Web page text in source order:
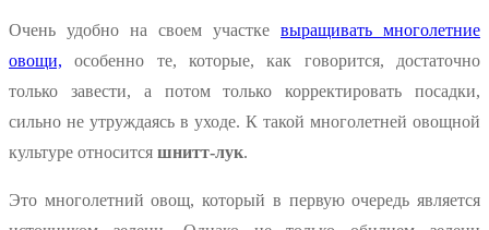
Очень удобно на своем участке выращивать многолетние
овощи, особенно те, которые, как говорится, достаточно
только завести, а потом только корректировать посадки,
сильно не утруждаясь в уходе. К такой многолетней овощной
культуре относится шнитт-лук.
Это многолетний овощ, который в первую очередь является